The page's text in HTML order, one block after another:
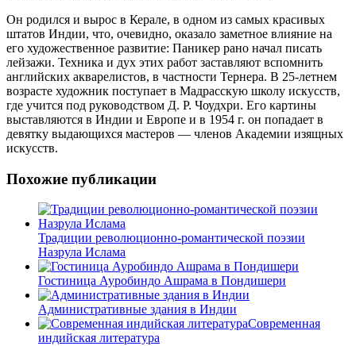
Он родился и вырос в Керале, в одном из самых красивых
штатов Индии, что, очевидно, оказало заметное влияние на
его художественное развитие: Паникер рано начал писать
лейзажи. Техника и дух этих работ заставляют вспомнить
английских акварелистов, в частности Тернера. В 25-летнем
возрасте художник поступает в Мадрасскую школу искусств,
где учится под руководством Д. Р. Чоудхри. Его картины
выставляются в Индии и Европе и в 1954 г. он попадает в
девятку выдающихся мастеров — членов Академии изящных
искусств.
Похожие публикации
Традиции революционно-романтической поэзии
Назрула Ислама
Гостиница Ауробиндо Ашрама в Пондишери
Административные здания в Индии
Современная
индийская литература